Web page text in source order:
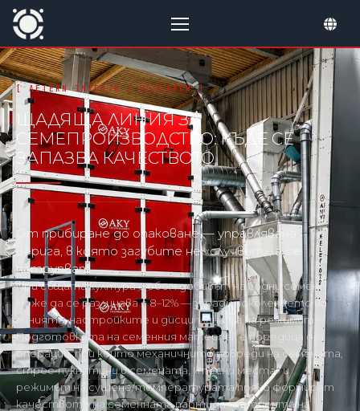
ЩАДЯЩА ЛИНИЯ ЗА
СЕМЕПРОИЗВОДСТВО: КЪДЕ СЕ
ЗАПАЗВА КАЧЕСТВОТО
От прибиране до опаковане — управлявана
верига, в която загубите не «случват», а се
натрупват
При същата култура и обем добивът на годни семена
може да се различава с 8–12% — заради поколението на
линията, настройките и дисциплината на режимите.
Подготовката на семенния материал е поредица от
операции, при които механичните повреди на семената,
стрес-пукнатини в семената, «тесни места» и
режимът на сушене/температурата пряко формират
качеството на семенната партида и процента на